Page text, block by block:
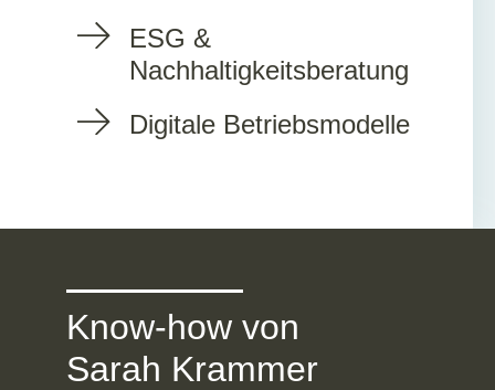
ESG &
Nachhaltigkeitsberatung
Digitale Betriebsmodelle
Know-how von
Sarah Krammer